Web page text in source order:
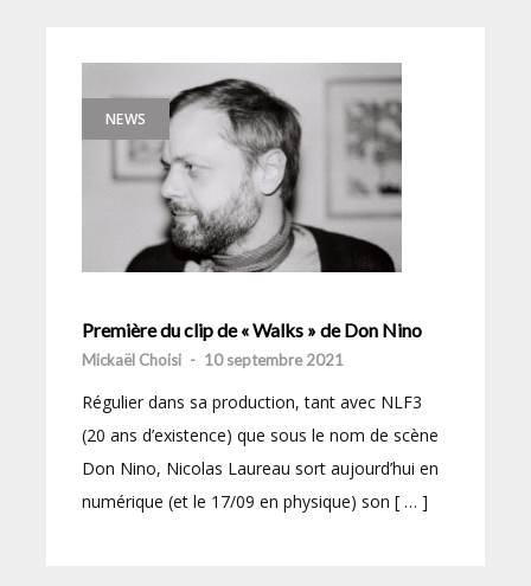
NEWS
Première du clip de « Walks » de Don Nino
Mickaël Choisi - 10 septembre 2021
Régulier dans sa production, tant avec NLF3
(20 ans d’existence) que sous le nom de scène
Don Nino, Nicolas Laureau sort aujourd’hui en
numérique (et le 17/09 en physique) son [ … ]